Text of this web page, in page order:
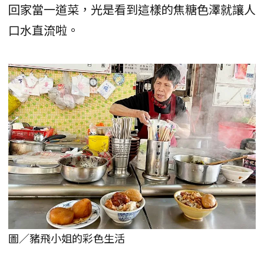
回家當一道菜，光是看到這樣的焦糖色澤就讓人
口水直流啦。
圖／豬飛小姐的彩色生活